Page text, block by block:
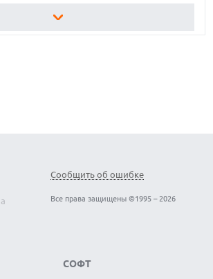
ГАЗОНОКОСИЛКИ В 2026 ГОДУ
Сообщить об ошибке
Все права защищены ©1995 – 2026
СОФТ